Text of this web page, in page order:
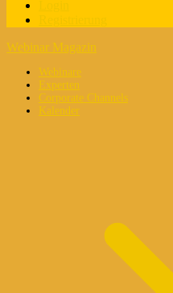
Webinar Magazin
Webinare
Experten
Corporate Channels
Kalender